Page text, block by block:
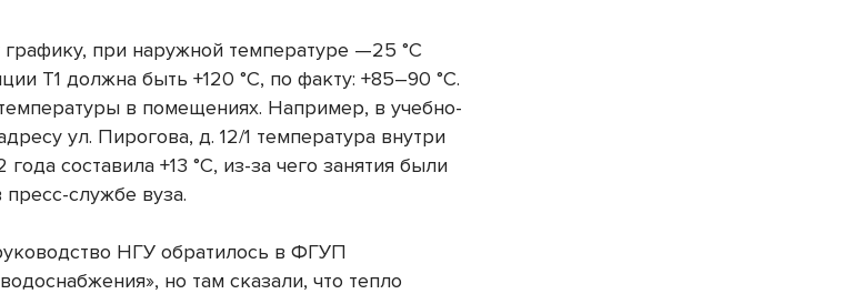
при наружной температуре —25 °C
Т1 должна быть +120 °C, по факту: +85–90 °C.
в помещениях. Например, в учебно-
ул. Пирогова, д. 12/1 температура внутри
составила +13 °C, из-за чего занятия были
службе вуза.
НГУ обратилось в ФГУП
но там сказали, что тепло